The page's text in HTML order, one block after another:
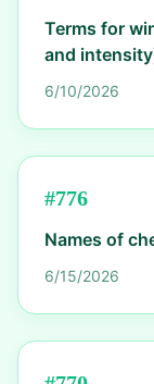
Terms for
and
6/10/2026
#776
Names of
6/15/2026